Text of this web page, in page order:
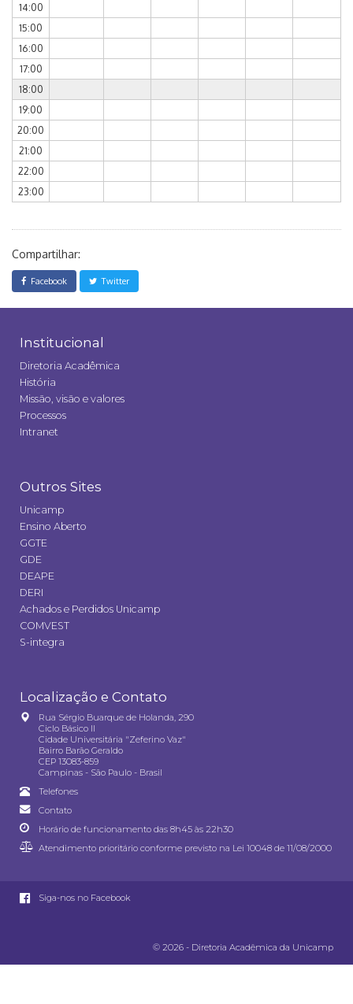
14:00
15:00
16:00
17:00
18:00
19:00
20:00
21:00
22:00
23:00
Compartilhar:
Facebook Twitter
Institucional
Diretoria Acadêmica
História
Missão, visão e valores
Processos
Intranet
Outros Sites
Unicamp
Ensino Aberto
GGTE
GDE
DEAPE
DERI
Achados e Perdidos Unicamp
COMVEST
S-integra
Localização e Contato
Rua Sérgio Buarque de Holanda, 290
Ciclo Básico II
Cidade Universitária "Zeferino Vaz"
Bairro Barão Geraldo
CEP 13083-859
Campinas - São Paulo - Brasil
Telefones
Contato
Horário de funcionamento das 8h45 às 22h30
Atendimento prioritário conforme previsto na Lei 10048 de 11/08/2000
Siga-nos no Facebook
© 2026 - Diretoria Acadêmica da Unicamp